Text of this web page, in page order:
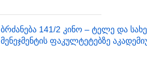
ბრძანება 141/2 კინო – ტელე და
მენეჯმენტის ფაკულტეტებზე